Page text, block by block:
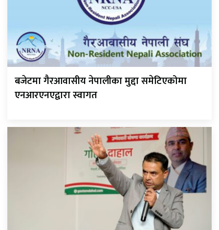
बजेटमा गैरआवासीय नेपालीका मुद्दा समेटिएकोमा
एनआरएनएद्वारा स्वागत